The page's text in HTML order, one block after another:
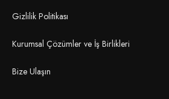
Gizlilik Politikası
Kurumsal Çözümler ve İş Birlikleri
Bize Ulaşın